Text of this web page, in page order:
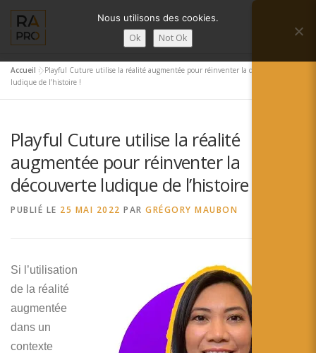
contenu
Menu
LA RÉALITÉ AUGMENTÉE ?
SERVICES RA’PRO ACTUALITÉ DE LA RA
CONTACTS FRANÇAIS
简体中文
Accueil »Playful Cuture utilise la réalité augmentée pour réinventer la découverte
ludique de l’histoire !
Playful Cuture utilise la réalité
augmentée pour réinventer la
découverte ludique de l’histoire !
PUBLIÉ LE 25 MAI 2022 PAR GRÉGORY MAUBON
Si l’utilisation
de la réalité
augmentée
dans un
contexte
Nous utilisons des cookies.
Ok Not Ok